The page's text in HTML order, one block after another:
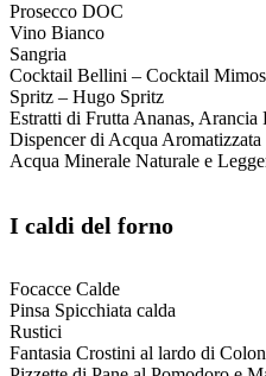
Prosecco DOC
Vino Bianco
Sangria
Cocktail Bellini – Cocktail
Spritz – Hugo Spritz
Estratti di Frutta Ananas,
Dispencer di Acqua Aromatizzata
Acqua Minerale Naturale e
I caldi del forno
Focacce Calde
Pinsa Spicchiata calda
Rustici
Fantasia Crostini al lardo di